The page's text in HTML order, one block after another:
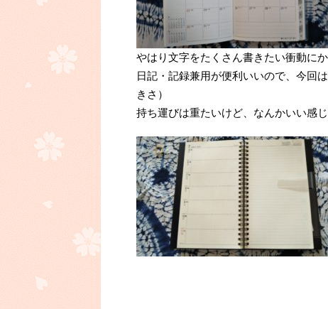
やはり文字をたくさん書きたい衝動に
日記・記録兼用が便利いいので、今回
きさ）
持ち運びは重たいけど、なんかいい感じ